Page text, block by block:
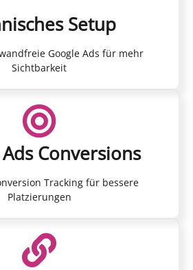
Setup
Google Ads für mehr
Sichtbarkeit
Conversions
Tracking für bessere
Platzierungen